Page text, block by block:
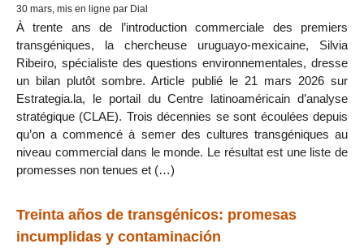
30 mars, mis en ligne par Dial
À trente ans de l’introduction commerciale des premiers
transgéniques, la chercheuse uruguayo-mexicaine, Silvia
Ribeiro, spécialiste des questions environnementales, dresse
un bilan plutôt sombre. Article publié le 21 mars 2026 sur
Estrategia.la, le portail du Centre latinoaméricain d’analyse
stratégique (CLAE). Trois décennies se sont écoulées depuis
qu’on a commencé à semer des cultures transgéniques au
niveau commercial dans le monde. Le résultat est une liste de
promesses non tenues et (…)
Treinta años de transgénicos: promesas
incumplidas y contaminación